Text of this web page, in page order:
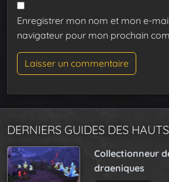
Enregistrer mon nom et mon e-
navigateur pour mon prochain
DERNIERS GUIDES DES
Collectionneur
draeniques